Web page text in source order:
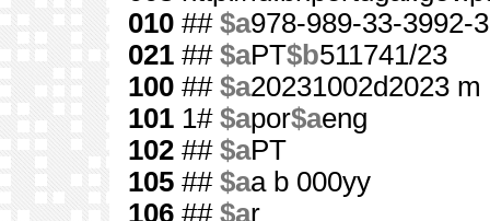
010 ## $a978-989-33-3992-3
021 ## $aPT$b511741/23
100 ## $a20231002d2023
101 1# $apor$aeng
102 ## $aPT
105 ## $aa b 000yy
106 ## $ar